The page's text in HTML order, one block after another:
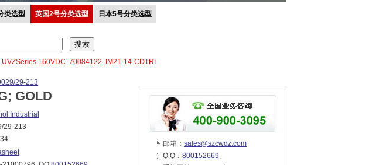
类选型 英国2号分类选型 日本5号分类选型
UVZSeries 160VDC 70084122 IM21-14-CDTRI
29-213
GOLD
Industrial
29-213
邮箱： sales@szcwdz.com
Q Q： 800152669